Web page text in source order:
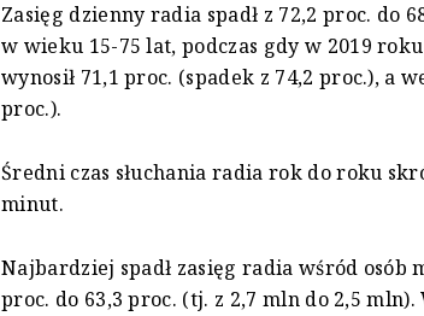
Zasięg dzienny radia spadł z 72,2 proc. do
w wieku 15-75 lat, podczas gdy w 2019
wynosił 71,1 proc. (spadek z 74,2 proc.), a
proc.).
Średni czas słuchania radia rok do roku
minut.
Najbardziej spadł zasięg radia wśród osób
proc. do 63,3 proc. (tj. z 2,7 mln do 2,5